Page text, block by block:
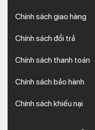
Chính sách giao hàng
Chính sách đổi trả
Chính sách thanh toán
Chính sách bảo hành
Chính sách khiếu nại